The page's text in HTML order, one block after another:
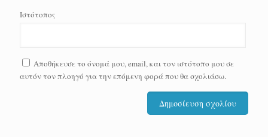
Ιστότοπος
Αποθήκευσε το όνομά μου, email, και τον ιστότοπο μου σε
αυτόν τον πλοηγό για την επόμενη φορά που θα σχολιάσω.